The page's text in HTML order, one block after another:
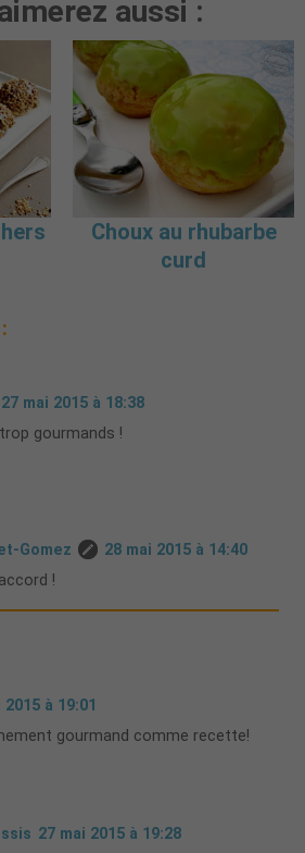
aussi :
Choux au rhubarbe
curd
27 mai 2015 à 18:38
gourmands !
Gomez
28 mai 2015 à 14:40
!
2015 à 19:01
gourmand comme recette!
27 mai 2015 à 19:28